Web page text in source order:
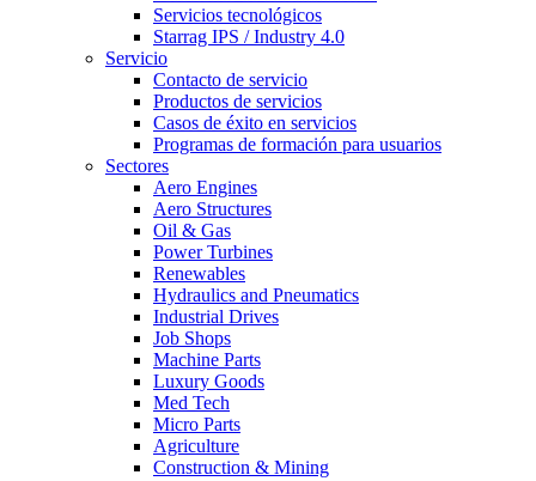
Servicios tecnológicos
Starrag IPS / Industry 4.0
Servicio
Contacto de servicio
Productos de servicios
Casos de éxito en servicios
Programas de formación para usuarios
Sectores
Aero Engines
Aero Structures
Oil & Gas
Power Turbines
Renewables
Hydraulics and Pneumatics
Industrial Drives
Job Shops
Machine Parts
Luxury Goods
Med Tech
Micro Parts
Agriculture
Construction & Mining